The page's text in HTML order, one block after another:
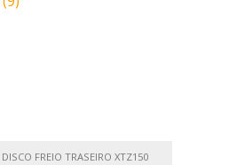
DISCO FREIO TRASEIRO XTZ150